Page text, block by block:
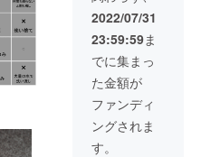
されま
すが、
稀に１
か月を
超える
ことも
ありま
す。 国
内倉庫
期が遅
合があ
りま
す。 ※
国内倉
庫まで
は海外
からの
ござい
ます。
※デザイ
ン・仕
様は変
更にな
る可能
性もご
ざいま
込）
30% オ
フ 価
格：
36,969
円（税
込） 送
料：0円
※皆
2022/07/31
23:59:59ま
でに集まっ
た金額が
ファンディ
ングされま
す。